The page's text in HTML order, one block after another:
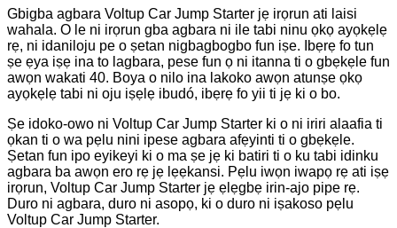
Gbigba agbara Voltup Car Jump Starter jẹ irọrun ati laisi
wahala. O le ni irọrun gba agbara ni ile tabi ninu ọkọ ayọkẹlẹ
rẹ, ni idaniloju pe o ṣetan nigbagbogbo fun iṣe. Ibẹrẹ fo tun
ṣe ẹya iṣẹ ina to lagbara, pese fun ọ ni itanna ti o gbẹkẹle fun
awọn wakati 40. Boya o nilo ina lakoko awọn atunṣe ọkọ
ayọkẹlẹ tabi ni oju iṣẹlẹ ibudó, ibẹrẹ fo yii ti jẹ ki o bo.
Ṣe idoko-owo ni Voltup Car Jump Starter ki o ni iriri alaafia ti
ọkan ti o wa pẹlu nini ipese agbara afẹyinti ti o gbẹkẹle.
Ṣetan fun ipo eyikeyi ki o ma ṣe jẹ ki batiri ti o ku tabi idinku
agbara ba awọn ero rẹ jẹ lẹẹkansi. Pẹlu iwọn iwapọ rẹ ati iṣẹ
irọrun, Voltup Car Jump Starter jẹ ẹlẹgbẹ irin-ajo pipe rẹ.
Duro ni agbara, duro ni asopọ, ki o duro ni iṣakoso pẹlu
Voltup Car Jump Starter.